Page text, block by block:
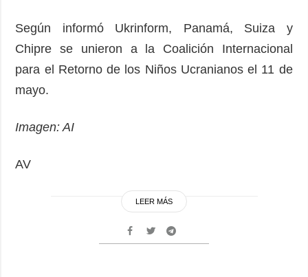
Según informó Ukrinform, Panamá, Suiza y
Chipre se unieron a la Coalición Internacional
para el Retorno de los Niños Ucranianos el 11 de
mayo.
Imagen: AI
AV
LEER MÁS